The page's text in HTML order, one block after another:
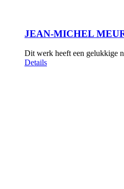
JEAN-MICHEL
Dit werk heeft een gelukkige
Details